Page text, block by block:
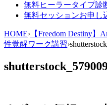
無料ヒーラータイプ診
無料セッションお申し
HOME› 【Freedom Destiny
性覚醒ワーク講習›